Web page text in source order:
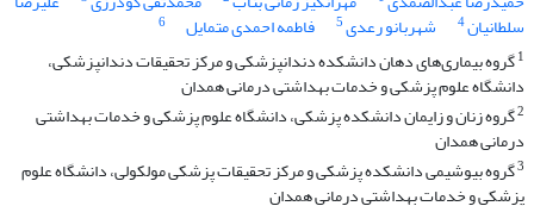
سلطانیان4 شهربانو رعدی5 فاطمه احمدی متمایل
6
1گروه بیماری‌های دهان دانشکده دندانپزشکی و مرکز تحقیقات دندانپزشکی،
دانشگاه علوم پزشکی و خدمات بهداشتی درمانی همدان
2گروه زنان و زایمان دانشکده پزشکی، دانشگاه علوم پزشکی و خدمات بهداشتی
درمانی همدان
3گروه بیوشیمی دانشکده پزشکی و مرکز تحقیقات پزشکی مولکولی، دانشگاه علوم
پزشکی و خدمات بهداشتی درمانی همدان